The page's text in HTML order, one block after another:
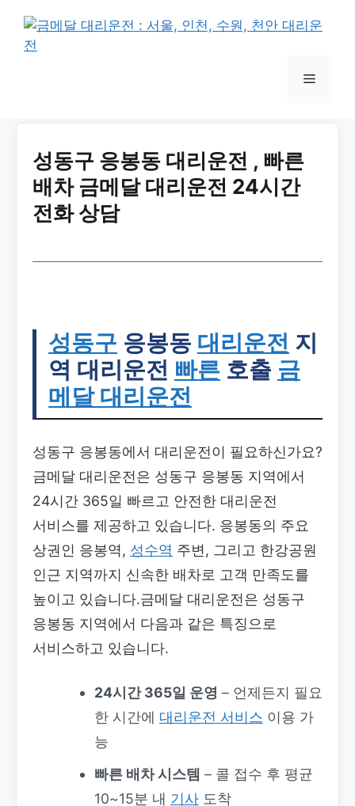
성동구 응봉동 대리운전 , 빠른
배차 금메달 대리운전 24시간
전화 상담
성동구 응봉동 대리운전 지
역 대리운전 빠른 호출 금
메달 대리운전
성동구 응봉동에서 대리운전이 필요하신가요?
금메달 대리운전은 성동구 응봉동 지역에서
24시간 365일 빠르고 안전한 대리운전
서비스를 제공하고 있습니다. 응봉동의 주요
상권인 응봉역, 성수역 주변, 그리고 한강공원
인근 지역까지 신속한 배차로 고객 만족도를
높이고 있습니다.금메달 대리운전은 성동구
응봉동 지역에서 다음과 같은 특징으로
서비스하고 있습니다.
24시간 365일 운영 – 언제든지 필요
한 시간에 대리운전 서비스 이용 가
능
빠른 배차 시스템 – 콜 접수 후 평균
10~15분 내 기사도착